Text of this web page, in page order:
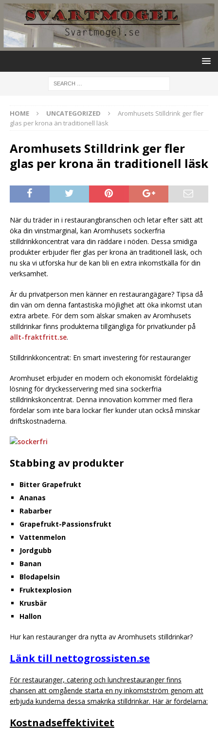
HOME UNCATEGORIZED
Aromhusets Stilldrink ger fler
glas per krona än traditionell läsk
Aromhusets Stilldrink ger fler
glas per krona än traditionell läsk
När du träder in i restaurangbranschen och letar efter sätt att
öka din vinstmarginal, kan Aromhusets sockerfria
stilldrinkkoncentrat vara din räddare i nöden. Dessa smidiga
produkter erbjuder fler glas per krona än traditionell läsk, och
nu ska vi utforska hur de kan bli en extra inkomstkälla för din
verksamhet.
Är du privatperson men känner en restaurangägare? Tipsa då
din vän om denna fantastiska möjlighet att öka inkomst utan
extra arbete. För dem som älskar smaken av Aromhusets
stilldrinkar finns produkterna tillgängliga för privatkunder på
allt-fraktfritt.se.
Stilldrinkkoncentrat: En smart investering för restauranger
Aromhuset erbjuder en modern och ekonomiskt fördelaktig
lösning för dryckesservering med sina sockerfria
stilldrinkskoncentrat. Denna innovation kommer med flera
fördelar som inte bara lockar fler kunder utan också minskar
driftskostnaderna.
Stabbing av produkter
Bitter Grapefrukt
Ananas
Rabarber
Grapefrukt-Passionsfrukt
Vattenmelon
Jordgubb
Banan
Blodapelsin
Fruktexplosion
Krusbär
Hallon
Hur kan restauranger dra nytta av Aromhusets stilldrinkar?
Länk till nettogrossisten.se
För restauranger, catering och lunchrestauranger finns
chansen att omgående starta en ny inkomstström genom att
erbjuda kunderna dessa smakrika stilldrinkar. Här är fördelarna:
Kostnadseffektivitet